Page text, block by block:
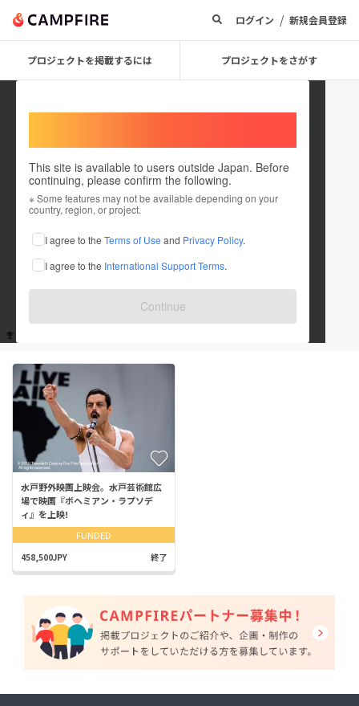
ログイン / 新規会員登録
プロジェクトを掲載するには プロジェクトをさがす
This site is available to users outside Japan. Before
continuing, please confirm the following.
※ Some features may not be available depending on your
country, region, or project.
I agree to the Terms of Use and Privacy Policy.
I agree to the International Support Terms.
Continue
yu iseki
出身国：未設定
水戸野外映画上映会。水戸芸術館広
場で映画『ボヘミアン・ラプソデ
ィ』を上映!
FUNDED
458,500JPY 終了